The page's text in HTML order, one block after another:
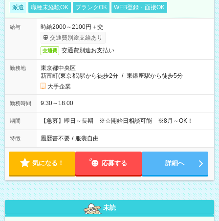
派遣 職種未経験OK ブランクOK WEB登録・面接OK
給与
時給2000～2100円＋交
交通費別途支給あり
交通費 交通費別途お支払い
勤務地
東京都中央区
新富町(東京都)駅から徒歩2分 / 東銀座駅から徒歩5分
大手企業
勤務時間 9:30～18:00
期間 【急募】即日～長期 ※☆開始日相談可能 ※8月～OK！
特徴 履歴書不要 / 服装自由
気になる！ 応募する 詳細へ
未読